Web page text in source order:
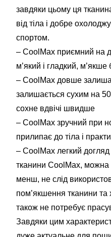
завдяки цьому ця
від тіла і добре
спортом.
– CoolMax приємний на
м’який і гладкий,
– CoolMax довше
залишається сухим на
сохне вдвічі швидше
– CoolMax зручний при
прилипає до тіла і
– CoolMax легкий
тканини CoolMax,
менш, не слід
пом’якшення тканини та
також не потребує
Завдяки цим